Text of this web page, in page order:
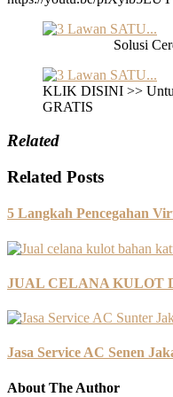
Solusi
KLIK DISINI >>
GRATIS
Related
Related Posts
5 Langkah Pencegahan
JUAL CELANA KULOT
Jasa Service AC Senen
About The Author